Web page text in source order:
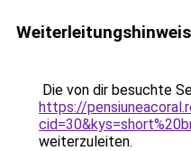
Weiterleitungshinweis
Die von dir besuchte
https://
weiterzuleiten.